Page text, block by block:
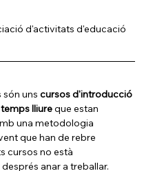
d'activitats d'educació
són uns cursos d'introducció
lliure que estan
una metodologia
que han de rebre
cursos no està
anar a treballar.